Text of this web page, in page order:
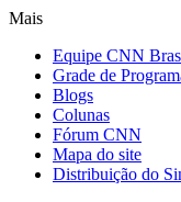
Mais
Equipe CNN
Grade de
Blogs
Colunas
Fórum CNN
Mapa do site
Distribuição do